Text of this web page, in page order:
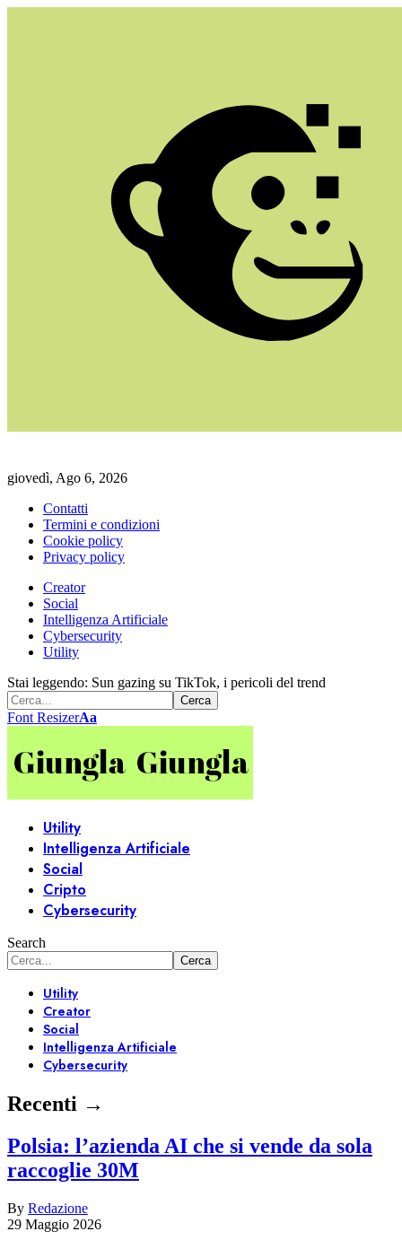
giovedì, Ago 6, 2026
Contatti
Termini e condizioni
Cookie policy
Privacy policy
Creator
Social
Intelligenza Artificiale
Cybersecurity
Utility
Stai leggendo: Sun gazing su TikTok, i pericoli del trend
Font ResizerAa
Utility
Intelligenza Artificiale
Social
Cripto
Cybersecurity
Search
Utility
Creator
Social
Intelligenza Artificiale
Cybersecurity
Recenti →
Polsia: l’azienda AI che si vende da sola
raccoglie 30M
By Redazione
29 Maggio 2026